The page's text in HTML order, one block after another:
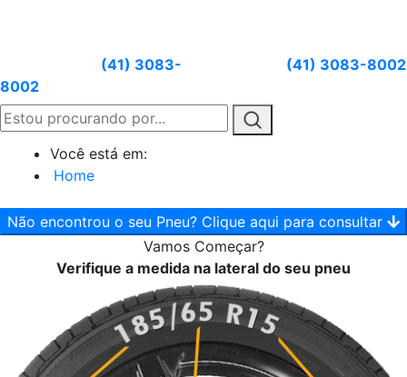
(41) 3083-
8002
(41) 3083-8002
Você está em:
Home
Não encontrou o seu Pneu? Clique aqui para consultar
Vamos Começar?
Verifique a medida na lateral do seu pneu